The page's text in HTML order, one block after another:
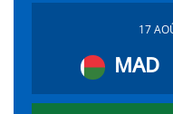
17
MAD